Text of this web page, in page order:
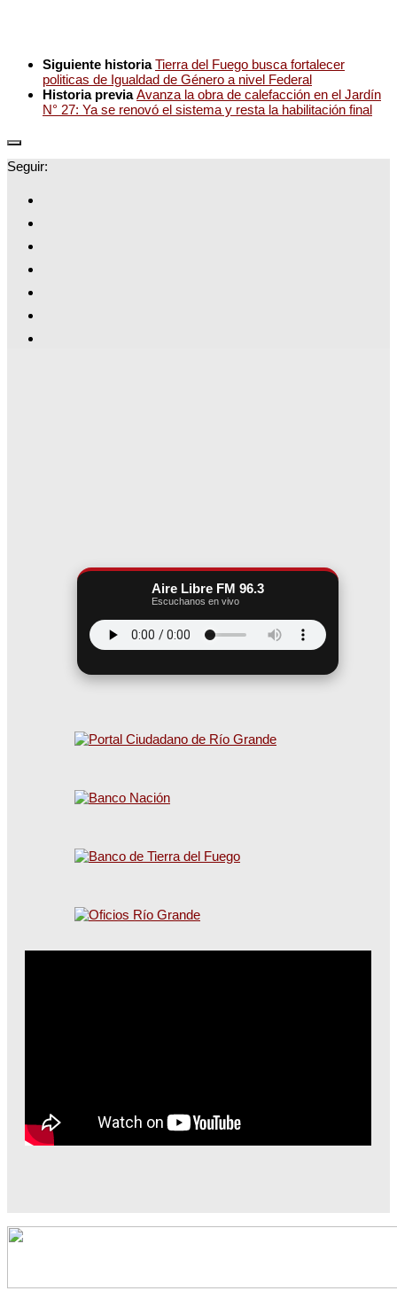
Siguiente historiaTierra del Fuego busca fortalecer
politicas de Igualdad de Género a nivel Federal
Historia previaAvanza la obra de calefacción en el Jardín
N° 27: Ya se renovó el sistema y resta la habilitación final
Seguir:
Aire Libre FM 96.3
Escuchanos en vivo